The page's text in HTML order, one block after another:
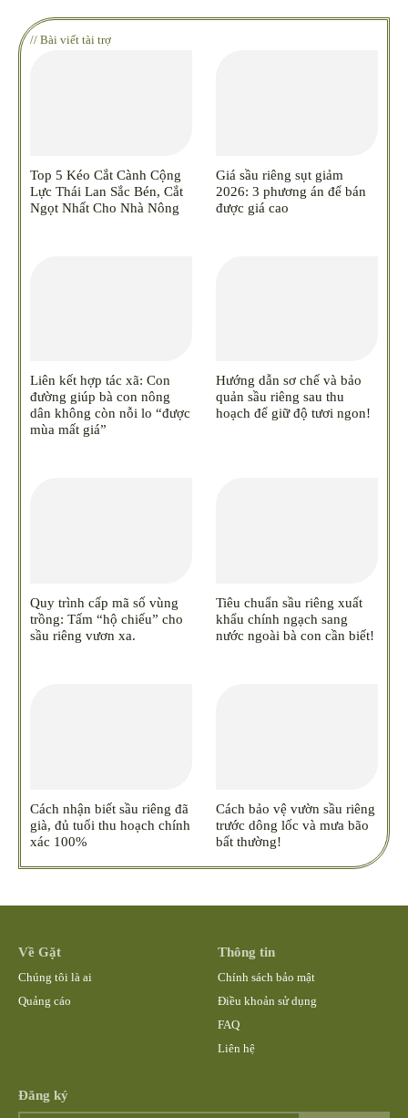
// Bài viết tài trợ
Top 5 Kéo Cắt Cành Cộng
Lực Thái Lan Sắc Bén, Cắt
Ngọt Nhất Cho Nhà Nông
Giá sầu riêng sụt giảm
2026: 3 phương án để bán
được giá cao
Liên kết hợp tác xã: Con
đường giúp bà con nông
dân không còn nỗi lo “được
mùa mất giá”
Hướng dẫn sơ chế và bảo
quản sầu riêng sau thu
hoạch để giữ độ tươi ngon!
Quy trình cấp mã số vùng
trồng: Tấm “hộ chiếu” cho
sầu riêng vươn xa.
Tiêu chuẩn sầu riêng xuất
khẩu chính ngạch sang
nước ngoài bà con cần biết!
Cách nhận biết sầu riêng đã
già, đủ tuổi thu hoạch chính
xác 100%
Cách bảo vệ vườn sầu riêng
trước dông lốc và mưa bão
bất thường!
Về Gặt
Chúng tôi là ai
Quảng cáo
Thông tin
Chính sách bảo mật
Điều khoản sử dụng
FAQ
Liên hệ
Đăng ký